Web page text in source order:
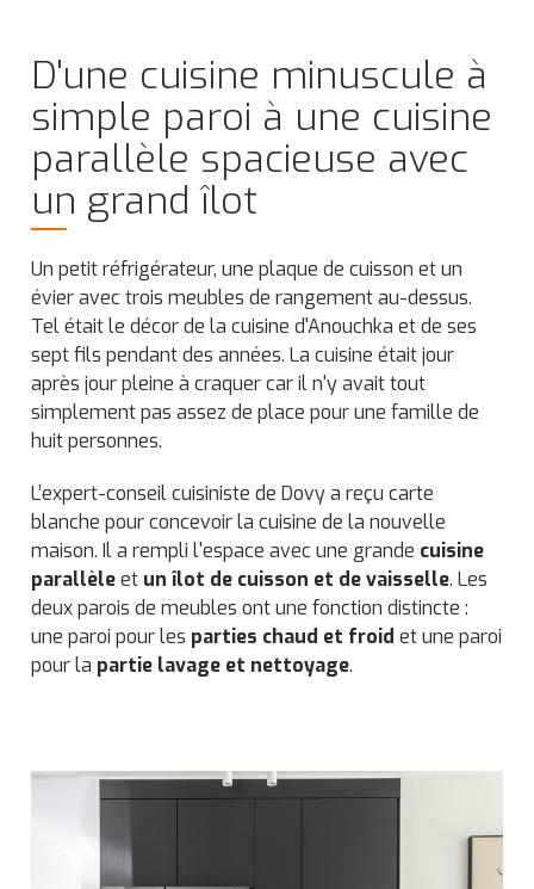
D'une cuisine minuscule à
simple paroi à une cuisine
parallèle spacieuse avec
un grand îlot
Un petit réfrigérateur, une plaque de cuisson et un
évier avec trois meubles de rangement au-dessus.
Tel était le décor de la cuisine d'Anouchka et de ses
sept fils pendant des années. La cuisine était jour
après jour pleine à craquer car il n'y avait tout
simplement pas assez de place pour une famille de
huit personnes.
L’expert-conseil cuisiniste de Dovy a reçu carte
blanche pour concevoir la cuisine de la nouvelle
maison. Il a rempli l'espace avec une grande cuisine
parallèleet un îlot de cuisson et de vaisselle. Les
deux parois de meubles ont une fonction distincte :
une paroi pour les parties chaud et froid et une paroi
pour la partie lavage et nettoyage.